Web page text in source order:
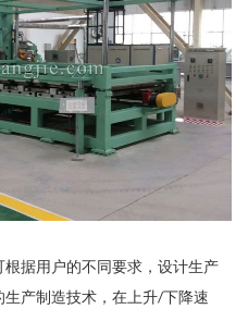
据用户的不同要求，设计生产
产制造技术，在上升/下降速